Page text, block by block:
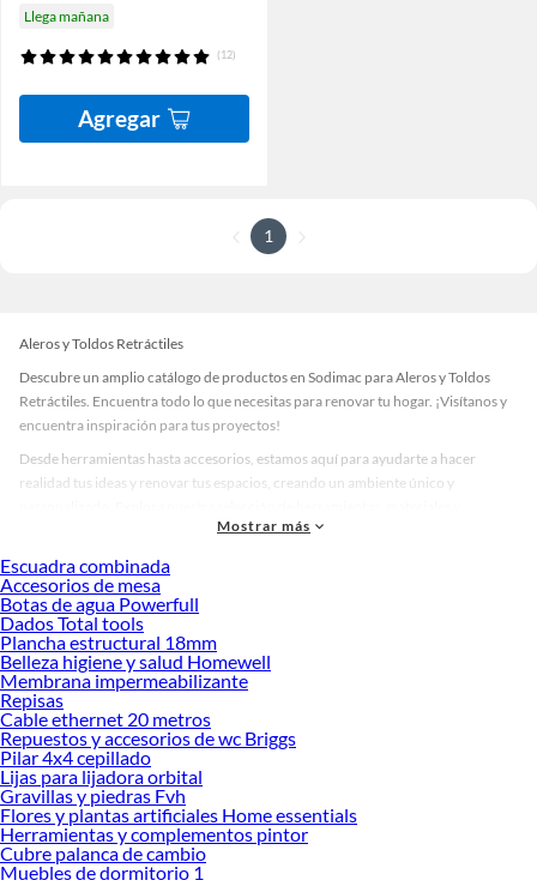
Llega mañana
(12)
Agregar
1
Aleros y Toldos Retráctiles
Descubre un amplio catálogo de productos en Sodimac para Aleros y Toldos
Retráctiles. Encuentra todo lo que necesitas para renovar tu hogar. ¡Visítanos y
encuentra inspiración para tus proyectos!
Desde herramientas hasta accesorios, estamos aquí para ayudarte a hacer
realidad tus ideas y renovar tus espacios, creando un ambiente único y
accesorios de calidad que te ayudarán a crear un espacio más tú.
Desde remodelaciones hasta proyectos de decoración, estamos aquí para hacer
tus ideas realidad. ¡Visítanos y encuentra todo lo que tenemos para ofrecerte en
Aleros y Toldos Retráctiles!
Explora la variedad de productos de Aleros y Toldos Retráctiles en
Sodimac
Herramientas, materiales y accesorios de calidad para tus proyectos y
renovación de espacios. ¡Visítanos y descubre todo lo que tenemos para
ofrecerte!
Encuentra una amplia variedad de productos de Aleros y Toldos Retráctiles en
Sodimac. Encuentra todo lo necesario para tus proyectos de renovación y
decoración. ¡Visítanos y haz tus ideas realidad!
Mostrar más
Escuadra combinada
Accesorios de mesa
Botas de agua Powerfull
Dados Total tools
Plancha estructural 18mm
Belleza higiene y salud Homewell
Membrana impermeabilizante
Repisas
Cable ethernet 20 metros
Repuestos y accesorios de wc Briggs
Pilar 4x4 cepillado
Lijas para lijadora orbital
Gravillas y piedras Fvh
Flores y plantas artificiales Home essentials
Herramientas y complementos pintor
Cubre palanca de cambio
Muebles de dormitorio 1